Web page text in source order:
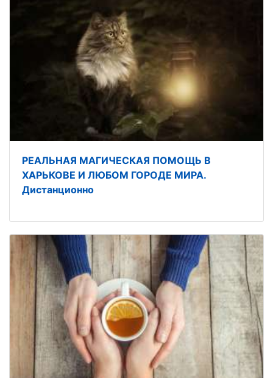
РЕАЛЬНАЯ МАГИЧЕСКАЯ ПОМОЩЬ В
ХАРЬКОВЕ И ЛЮБОМ ГОРОДЕ МИРА.
Дистанционно